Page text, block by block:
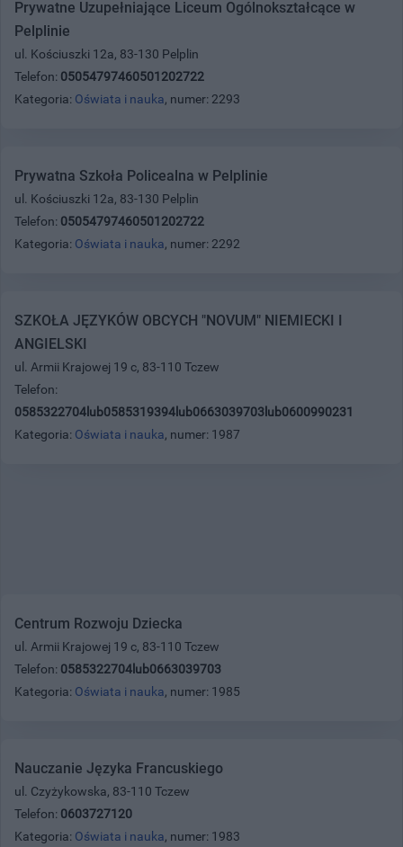
Prywatne Uzupełniające Liceum Ogólnokształcące w
Pelplinie
ul. Kościuszki 12a, 83-130 Pelplin
Telefon: 05054797460501202722
Kategoria: Oświata i nauka, numer: 2293
Prywatna Szkoła Policealna w Pelplinie
ul. Kościuszki 12a, 83-130 Pelplin
Telefon: 05054797460501202722
Kategoria: Oświata i nauka, numer: 2292
SZKOŁA JĘZYKÓW OBCYCH "NOVUM" NIEMIECKI I
ANGIELSKI
ul. Armii Krajowej 19 c, 83-110 Tczew
Telefon:
0585322704lub0585319394lub0663039703lub0600990231
Kategoria: Oświata i nauka, numer: 1987
Centrum Rozwoju Dziecka
ul. Armii Krajowej 19 c, 83-110 Tczew
Telefon: 0585322704lub0663039703
Kategoria: Oświata i nauka, numer: 1985
Nauczanie Języka Francuskiego
ul. Czyżykowska, 83-110 Tczew
Telefon: 0603727120
Kategoria: Oświata i nauka, numer: 1983